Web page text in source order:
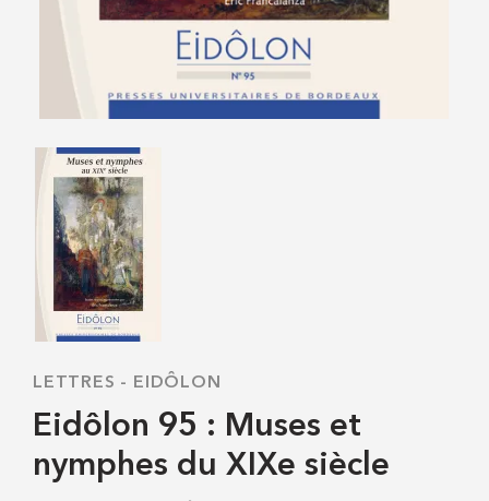
LETTRES - EIDÔLON
Eidôlon 95 : Muses et
nymphes du XIXe siècle